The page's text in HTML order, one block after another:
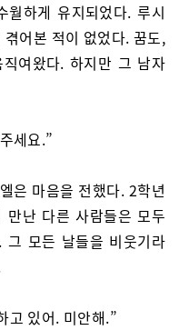
월하게 유지되었다. 루시
어본 적이 없었다. 꿈도,
여왔다. 하지만 그 남자
세요.”
은 마음을 전했다. 2학년
만난 다른 사람들은 모두
그 모든 날들을 비웃기라
고 있어. 미안해.”